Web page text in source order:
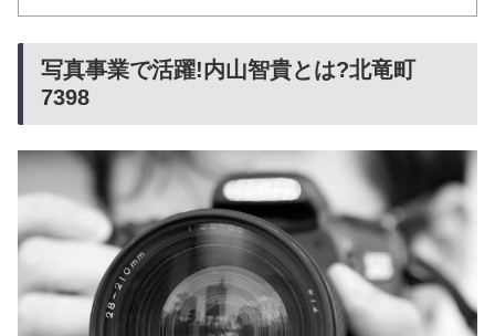
写真事業で活躍!内山智貴とは?北竜町
7398